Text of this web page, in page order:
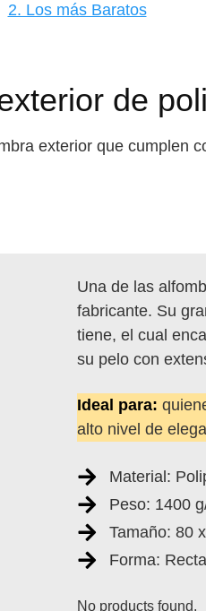
2. Los más Baratos
de
exterior que cumplen
Una de las
fabricante. Su
tiene, el cual
su pelo con
Ideal para:
alto nivel de
Material:
Peso: 1400
Tamaño: 80
Forma:
No products found.